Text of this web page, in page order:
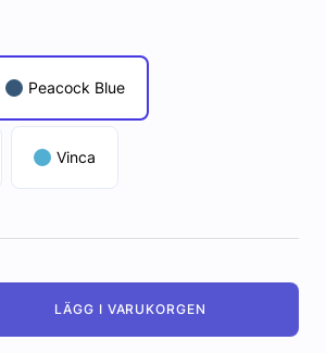
Peacock Blue
Vinca
LÄGG I VARUKORGEN